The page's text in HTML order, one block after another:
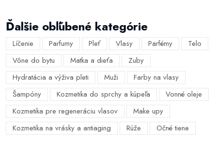
Ďalšie obľúbené kategórie
Líčenie Parfumy Pleť Vlasy Parfémy
Telo
Vône do bytu
Matka a dieťa
Zuby
Hydratácia a výživa pleti
Muži
Farby na vlasy
Šampóny
Kozmetika do sprchy a kúpeľa
Vonné oleje
Kozmetika pre regeneráciu vlasov
Make upy
Kozmetika na vrásky a antiaging
Rúže Očné tiene